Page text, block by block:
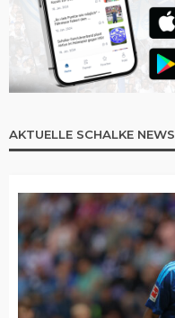
AKTUELLE SCHALKE NEWS